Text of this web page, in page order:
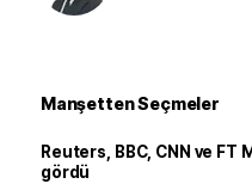
Manşetten Seçmeler
Reuters, BBC, CNN ve FT
gördü